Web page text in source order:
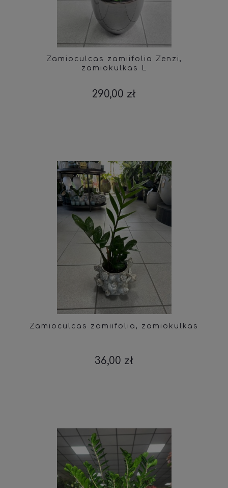
Zamioculcas zamiifolia Zenzi,
zamiokulkas L
290,00 zł
Zamioculcas zamiifolia, zamiokulkas
36,00 zł